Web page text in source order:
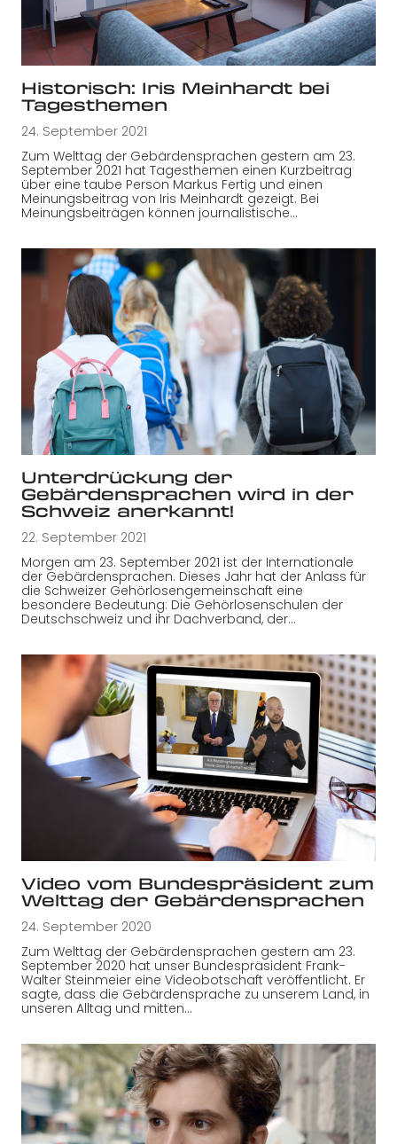
Historisch: Iris Meinhardt bei
Tagesthemen
24. September 2021
Zum Welttag der Gebärdensprachen gestern am 23.
September 2021 hat Tagesthemen einen Kurzbeitrag
über eine taube Person Markus Fertig und einen
Meinungsbeitrag von Iris Meinhardt gezeigt. Bei
Meinungsbeiträgen können journalistische…
Unterdrückung der
Gebärdensprachen wird in der
Schweiz anerkannt!
22. September 2021
Morgen am 23. September 2021 ist der Internationale
der Gebärdensprachen. Dieses Jahr hat der Anlass für
die Schweizer Gehörlosengemeinschaft eine
besondere Bedeutung: Die Gehörlosenschulen der
Deutschschweiz und ihr Dachverband, der…
Video vom Bundespräsident zum
Welttag der Gebärdensprachen
24. September 2020
Zum Welttag der Gebärdensprachen gestern am 23.
September 2020 hat unser Bundespräsident Frank-
Walter Steinmeier eine Videobotschaft veröffentlicht. Er
sagte, dass die Gebärdensprache zu unserem Land, in
unseren Alltag und mitten…